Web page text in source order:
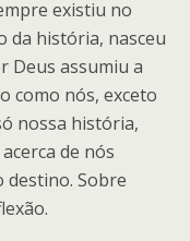
existiu no
da história, nasceu
Deus assumiu a
como nós, exceto
nossa história,
de nós
destino. Sobre